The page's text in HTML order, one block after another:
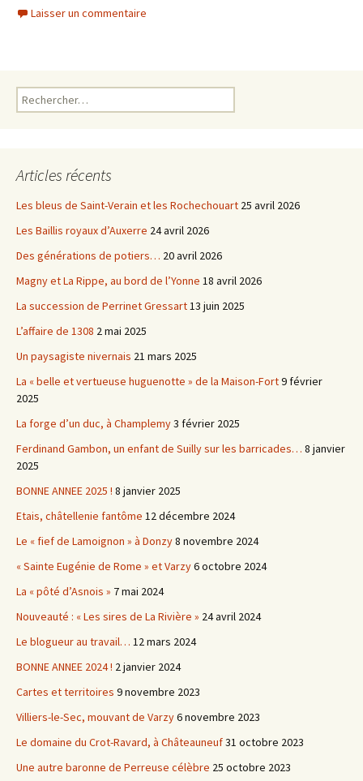
c
e
i
t
Laisser un commentaire
Rechercher :
Articles récents
Les bleus de Saint-Verain et les Rochechouart 25 avril 2026
Les Baillis royaux d’Auxerre 24 avril 2026
Des générations de potiers… 20 avril 2026
Magny et La Rippe, au bord de l’Yonne 18 avril 2026
La succession de Perrinet Gressart13 juin 2025
L’affaire de 1308 2 mai 2025
Un paysagiste nivernais 21 mars 2025
La « belle et vertueuse huguenotte » de la Maison-Fort9 février
2025
La forge d’un duc, à Champlemy3 février 2025
Ferdinand Gambon, un enfant de Suilly sur les barricades… 8 janvier
2025
BONNE ANNEE 2025 ! 8 janvier 2025
Etais, châtellenie fantôme 12 décembre 2024
Le « fief de Lamoignon » à Donzy8 novembre 2024
« Sainte Eugénie de Rome » et Varzy6 octobre 2024
La « pôté d’Asnois » 7 mai 2024
Nouveauté : « Les sires de La Rivière » 24 avril 2024
Le blogueur au travail… 12 mars 2024
BONNE ANNEE 2024 ! 2 janvier 2024
Cartes et territoires 9 novembre 2023
Villiers-le-Sec, mouvant de Varzy6 novembre 2023
Le domaine du Crot-Ravard, à Châteauneuf31 octobre 2023
Une autre baronne de Perreuse célèbre 25 octobre 2023